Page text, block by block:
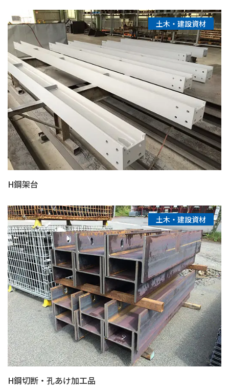
土木・建設資材
H鋼架台
土木・建設資材
H鋼切断・孔あけ加工品